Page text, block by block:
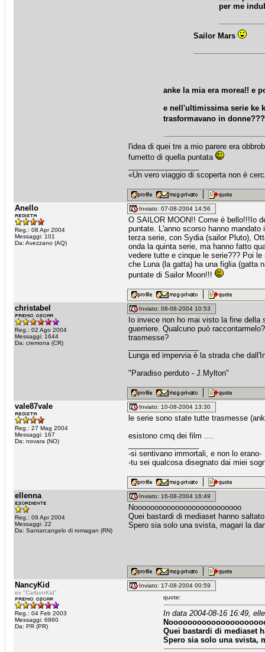
per me
Sailor Mars
anke la mia era morea!! e
e nell'ultimissima serie ke
trasformavano in
l'idea di quei tre a mio parere era
fumetto di quella puntata
«Un vero viaggio di scoperta non è
Anello
Reg.: 08 Apr 2004
Messaggi: 101
Da: Avezzano (AQ)
Inviato: 07-08-2004 14:56
O SAILOR MOON!! Come è bello!!!Io
puntate. L'anno scorso hanno
terza serie, con Sydia (sailor Pluto),
onda la quinta serie, ma hanno fatto
vedere tutte e cinque le serie??? Poi
che Luna (la gatta) ha una figlia (gatta
puntate di Sailor Moon!!!
christabel
Reg.: 02 Ago 2004
Messaggi: 1644
Da: cremona (CR)
Inviato: 08-08-2004 10:53
Io invece non ho mai visto la fine
guerriere. Qualcuno può
trasmesse?
Lunga ed impervia è la strada che
"Paradiso perduto - J.Mylton"
vale87vale
Reg.: 27 Mag 2004
Messaggi: 167
Da: novara (NO)
Inviato: 10-08-2004 13:30
le serie sono state tutte trasmesse
esistono cmq dei film ....
-si sentivano immortali, e non lo erano-
-tu sei qualcosa disegnato dai miei
ellenna
Reg.: 09 Apr 2004
Messaggi: 22
Da: Santarcangelo di romagan (RN)
Inviato: 16-08-2004 16:49
Noooooooooooooooooooooooooo
Quei bastardi di mediaset hanno
Spero sia solo una svista, magari la
NancyKid
ex "CarbonKid"
Reg.: 04 Feb 2003
Messaggi: 6860
Da: PR (PR)
Inviato: 17-08-2004 00:59
quote:
In data 2004-08-16 16:49,
Quei bastardi di mediaset
Spero sia solo una svista,